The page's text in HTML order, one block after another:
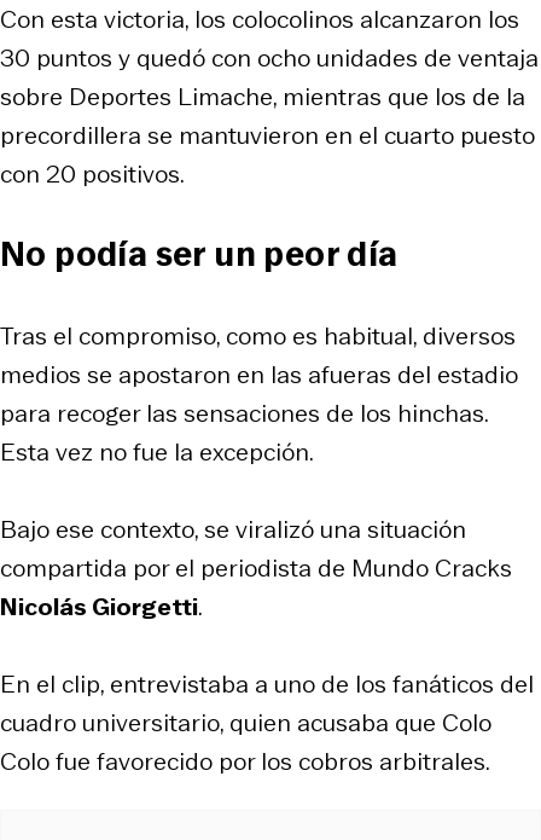
Con esta victoria, los colocolinos alcanzaron los
30 puntos y quedó con ocho unidades de ventaja
sobre Deportes Limache, mientras que los de la
precordillera se mantuvieron en el cuarto puesto
con 20 positivos.
No podía ser un peor día
Tras el compromiso, como es habitual, diversos
medios se apostaron en las afueras del estadio
para recoger las sensaciones de los hinchas.
Esta vez no fue la excepción.
Bajo ese contexto, se viralizó una situación
compartida por el periodista de Mundo Cracks
Nicolás Giorgetti.
En el clip, entrevistaba a uno de los fanáticos del
cuadro universitario, quien acusaba que Colo
Colo fue favorecido por los cobros arbitrales.